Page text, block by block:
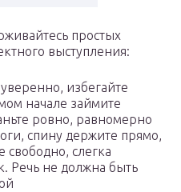
простых
выступления:
избегайте
начале займите
ровно, равномерно
спину держите прямо,
слегка
Речь не должна быть